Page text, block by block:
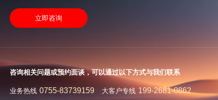
立即咨询
咨询相关问题或预约面谈，可以通过以下方式与我们联系
业务热线 0755-83739159 大客户专线 199-2681-0862